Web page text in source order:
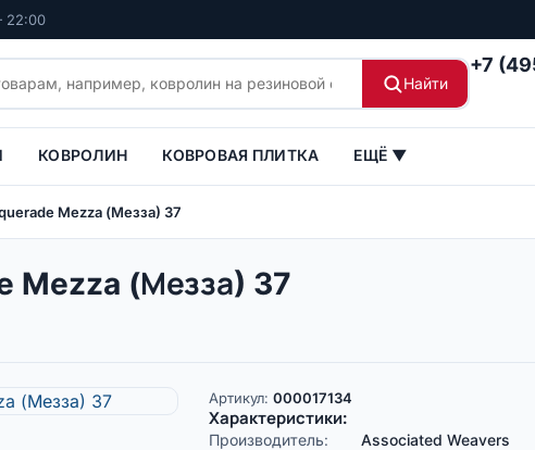
22:00
Найти
+7
КОВРОЛИН КОВРОВАЯ ПЛИТКА ЕЩЁ ▼
Mezza (Мезза) 37
Mezza (Мезза) 37
Артикул: 000017134
Характеристики:
Производитель:
Associated Weavers